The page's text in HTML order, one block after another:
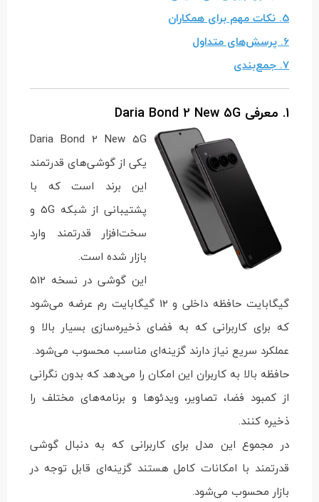
5. نکات مهم برای همکاران
6. پرسش‌های متداول
7. جمع‌بندی
1. معرفی Daria Bond 2 New 5G
Daria Bond 2 New 5G
یکی از گوشی‌های قدرتمند
این برند است که با
پشتیبانی از شبکه 5G و
سخت‌افزار قدرتمند وارد
بازار شده است.
این گوشی در نسخه 512
گیگابایت حافظه داخلی و 12 گیگابایت رم عرضه می‌شود
که برای کاربرانی که به فضای ذخیره‌سازی بسیار بالا و
عملکرد سریع نیاز دارند گزینه‌ای مناسب محسوب می‌شود.
حافظه بالا به کاربران این امکان را می‌دهد که بدون نگرانی
از کمبود فضا، تصاویر، ویدئوها و برنامه‌های مختلف را
ذخیره کنند.
در مجموع این مدل برای کاربرانی که به دنبال گوشی
قدرتمند با امکانات کامل هستند گزینه‌ای قابل توجه در
بازار محسوب می‌شود.